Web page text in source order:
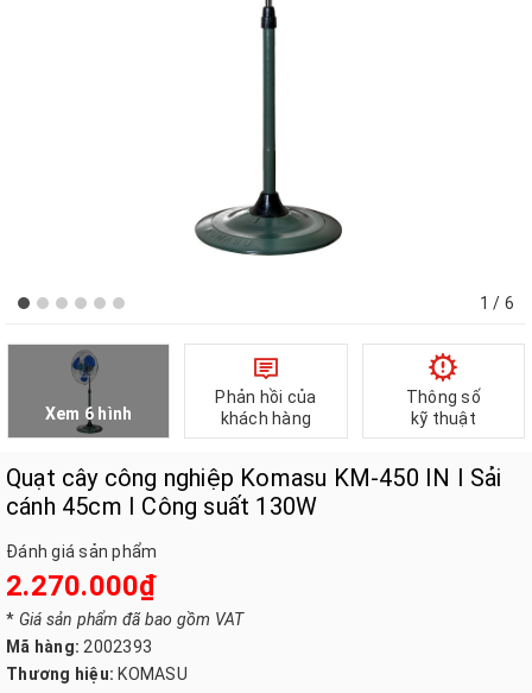
1 / 6
Xem 6 hình
Phản hồi của
khách hàng
Thông số
kỹ thuật
Quạt cây công nghiệp Komasu KM-450 IN I Sải
cánh 45cm I Công suất 130W
Đánh giá sản phẩm
2.270.000₫
* Giá sản phẩm đã bao gồm VAT
Mã hàng: 2002393
Thương hiệu: KOMASU